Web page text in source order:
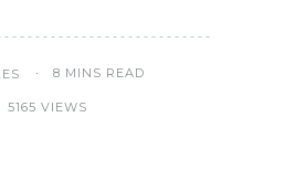
8 MINS READ
5165 VIEWS